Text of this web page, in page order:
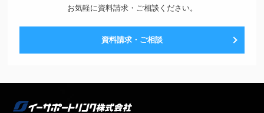
お気軽に資料請求・ご相談ください。
資料請求・ご相談